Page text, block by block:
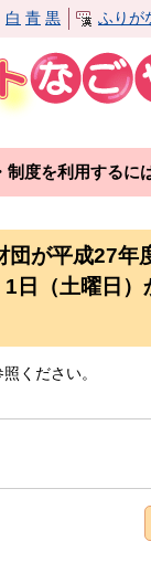
白 青 黒 ふりが
制度を利用するに
団が平成27
1日（土曜日
ください。